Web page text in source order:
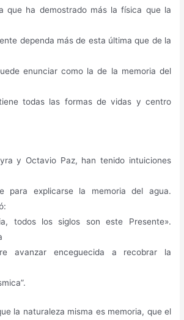
que ha demostrado más la física que la
dependa más de esta última que de la
enunciar como la de la memoria del
todas las formas de vidas y centro
y Octavio Paz, han tenido intuiciones
para explicarse la memoria del agua.
todos los siglos son este Presente».
avanzar enceguecida a recobrar la
la naturaleza misma es memoria, que el